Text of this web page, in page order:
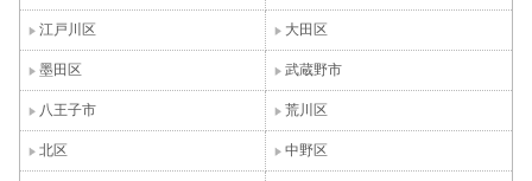
江戸川区 大田区
墨田区 武蔵野市
八王子市 荒川区
北区 中野区